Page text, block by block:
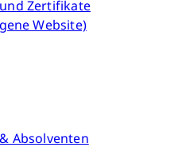
Zertifikate
Website)
Absolventen